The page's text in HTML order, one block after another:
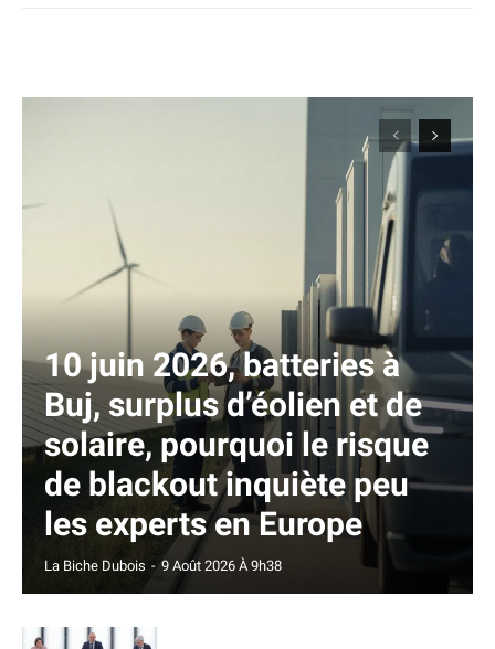
10 juin 2026, batteries à
Buj, surplus d’éolien et de
solaire, pourquoi le risque
de blackout inquiète peu
les experts en Europe
La Biche Dubois - 9 Août 2026 À 9h38